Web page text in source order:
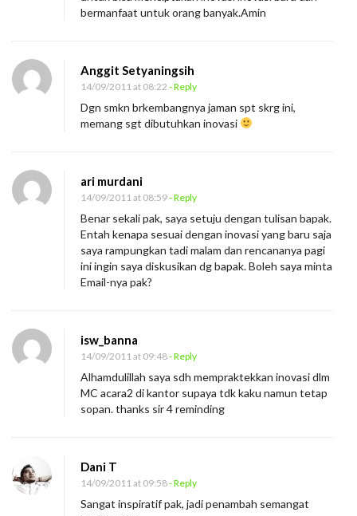
bermanfaat untuk orang banyak.Amin
Anggit Setyaningsih
14/09/2011 at 08:22 - Reply
Dgn smkn brkembangnya jaman spt skrg ini,
memang sgt dibutuhkan inovasi
ari murdani
14/09/2011 at 08:59- Reply
Benar sekali pak, saya setuju dengan tulisan bapak.
Entah kenapa sesuai dengan inovasi yang baru saja
saya rampungkan tadi malam dan rencananya pagi
ini ingin saya diskusikan dg bapak. Boleh saya minta
Email-nya pak?
isw_banna
14/09/2011 at 09:48- Reply
Alhamdulillah saya sdh mempraktekkan inovasi dlm
MC acara2 di kantor supaya tdk kaku namun tetap
sopan. thanks sir 4 reminding
Dani T
14/09/2011 at 09:58- Reply
Sangat inspiratif pak, jadi penambah semangat